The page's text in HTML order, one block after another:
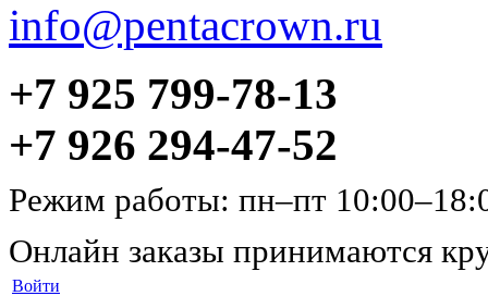
info@pentacrown.ru
+7 925 799-78-13
+7 926 294-47-52
Режим работы: пн–пт
Онлайн заказы принимаются
Войти